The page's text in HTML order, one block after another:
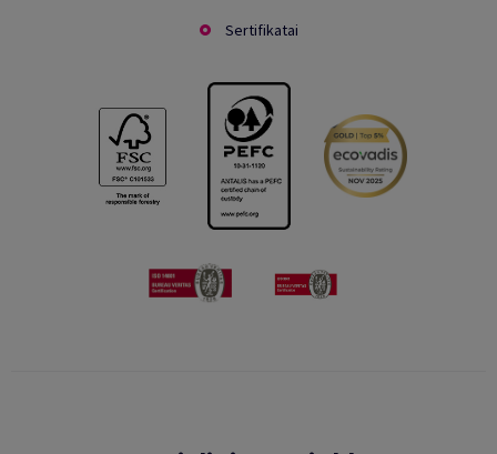
Sertifikatai